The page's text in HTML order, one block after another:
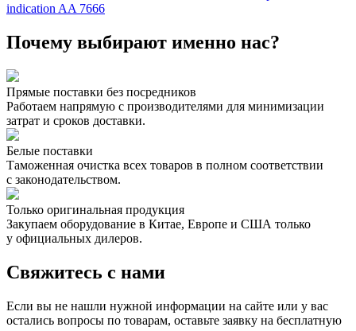
indication AA 7666
Почему выбирают именно нас?
Прямые поставки без посредников
Работаем напрямую с производителями для минимизации
затрат и сроков доставки.
Белые поставки
Таможенная очистка всех товаров в полном соответствии
с законодательством.
Только оригинальная продукция
Закупаем оборудование в Китае, Европе и США только
у официальных дилеров.
Свяжитесь с нами
Если вы не нашли нужной информации на сайте или у вас
остались вопросы по товарам, оставьте заявку на бесплатную